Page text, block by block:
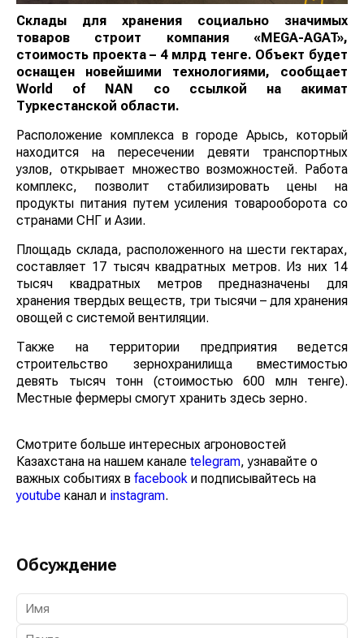
Склады для хранения социально значимых
товаров строит компания «MEGA-AGAT»,
стоимость проекта – 4 млрд тенге. Объект будет
оснащен новейшими технологиями, сообщает
World
of NAN
со ссылкой на акимат
Туркестанской области.
Расположение комплекса в городе Арысь, который
находится на пересечении девяти транспортных
узлов, открывает множество возможностей. Работа
комплекс, позволит стабилизировать цены на
продукты питания путем усиления товарооборота со
странами СНГ и Азии.
Площадь склада, расположенного на шести гектарах,
составляет 17 тысяч квадратных метров. Из них 14
тысяч квадратных метров предназначены для
хранения твердых веществ, три тысячи – для хранения
овощей с системой вентиляции.
Также на территории предприятия ведется
строительство зернохранилища вместимостью
девять тысяч тонн (стоимостью 600 млн тенге).
Местные фермеры смогут хранить здесь зерно.
Смотрите больше интересных агроновостей
Казахстана на нашем канале telegram, узнавайте о
важных событиях в facebook и подписывайтесь на
youtube канал и instagram.
Обсуждение